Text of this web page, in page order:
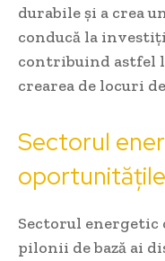
durabile și a crea
conducă la
contribuind astfel
crearea de locuri
Sectorul
Sectorul
pilonii de bază ai